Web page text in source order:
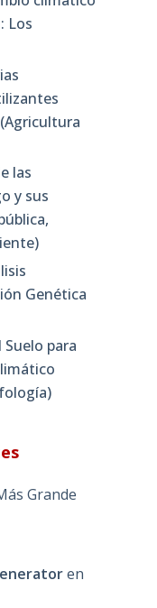
Los
las
y sus
Genética
Suelo para
Grande
en